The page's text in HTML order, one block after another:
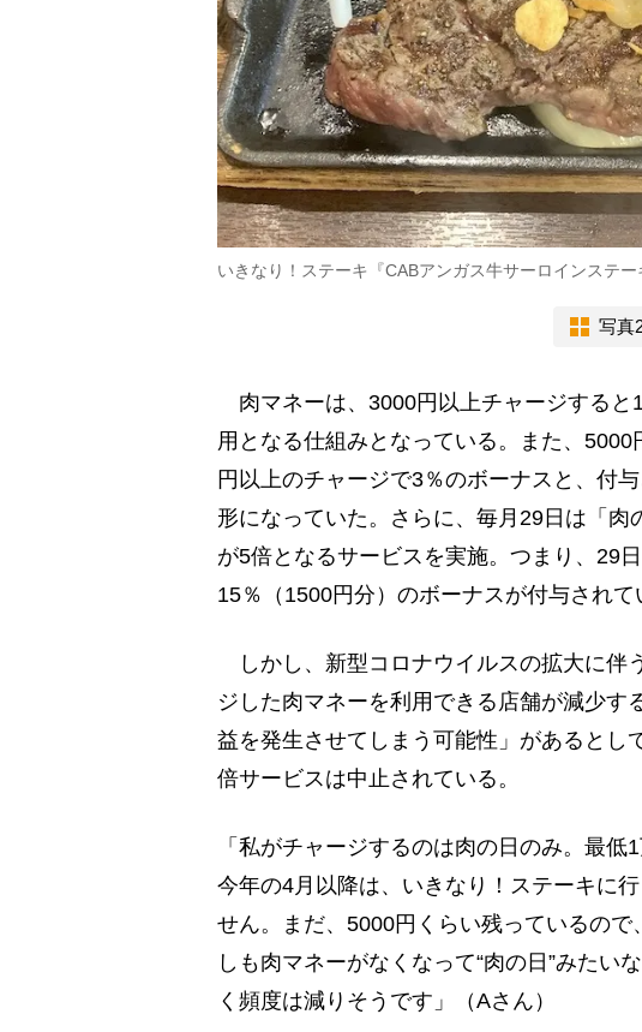
いきなり！ステーキ『CABアンガス牛サーロインステ
写真
肉マネーは、3000円以上チャージすると
用となる仕組みとなっている。また、
円以上のチャージで3％のボーナスと、付
形になっていた。さらに、毎月29日は「肉
が5倍となるサービスを実施。つまり、29
15％（1500円分）のボーナスが付与されて
しかし、新型コロナウイルスの拡大に伴
ジした肉マネーを利用できる店舗が減少す
益を発生させてしまう可能性」があるとし
倍サービスは中止されている。
「私がチャージするのは肉の日のみ。最低
今年の4月以降は、いきなり！ステーキに
せん。まだ、5000円くらい残っているの
しも肉マネーがなくなって“肉の日”みたい
く頻度は減りそうです」（Aさん）